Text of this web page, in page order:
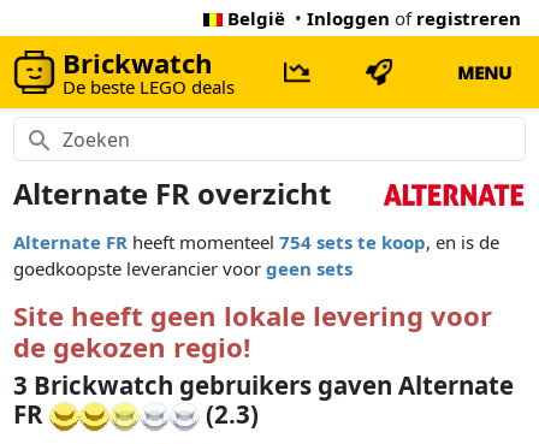
België • Inloggen of registreren
Brickwatch
De beste LEGO deals
MENU
Alternate FR overzicht
Alternate FR heeft momenteel754 sets te koop, en is de
goedkoopste leverancier voorgeen sets
Site heeft geen lokale levering voor
de gekozen regio!
3 Brickwatch gebruikers gaven Alternate
FR
(2.3)